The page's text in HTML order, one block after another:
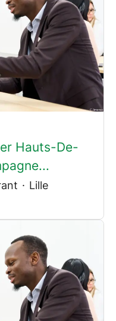
Hauts-De-
· Lille